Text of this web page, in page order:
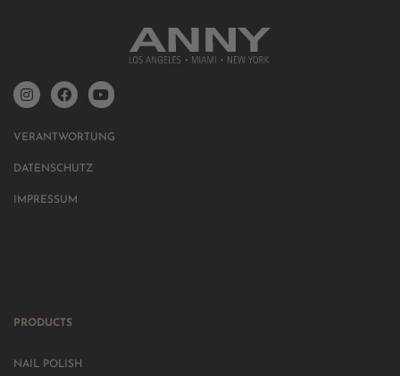
VERANTWORTUNG
DATENSCHUTZ
IMPRESSUM
PRODUCTS
NAIL POLISH